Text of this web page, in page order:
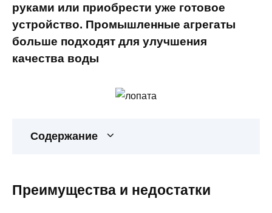
руками или приобрести уже готовое
устройство. Промышленные агрегаты
больше подходят для улучшения
качества воды
Содержание
Преимущества и недостатки